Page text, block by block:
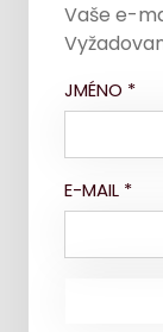
Vaše e-
JMÉNO *
E-MAIL *